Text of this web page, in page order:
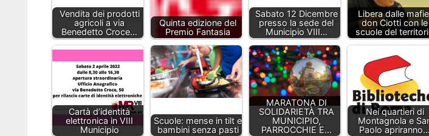
Vendita dei prodotti
agricoli a via
Benedetto Croce…
Quinta edizione del
Premio Fantasia
Sabato 12 Dicembre
presso la sede del
Municipio VIII…
Libera dalle
don Ciotti con le
scuole del
Cartà d’identità
elettronica in VIII
Municipio
Scuole: mense in tilt e
bambini senza pasti
MARATONA DI
SOLIDARIETÀ TRA
MUNICIPIO,
PARROCCHIE E…
Nei quartieri di
Montagnola e
Paolo apriranno…